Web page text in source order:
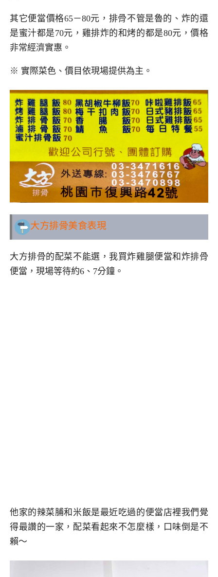
其它便當價格65－80元，排骨不管是魯的、炸的還
是蜜汁都是70元，雞排炸的和烤的都是80元，價格
非常經濟實惠。
※ 實際菜色、價目依現場提供為主。
大方排骨美食表現
大方排骨的配菜不能選，我買炸雞腿便當和炸排骨
便當，現場等待約6、7分鐘。
他家的辣菜脯和米飯是最近吃過的便當店裡我們覺
得最讚的一家，配菜看起來不怎麼樣，口味倒是不
賴～